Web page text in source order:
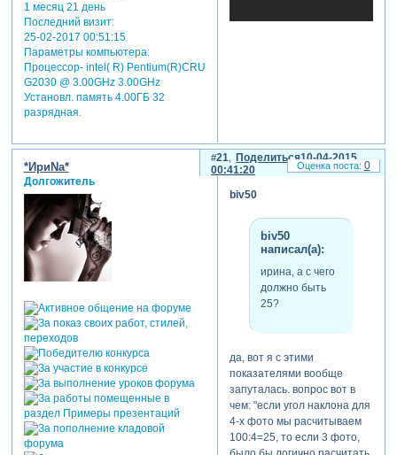
1 месяц 21 день
Последний визит:
25-02-2017 00:51:15
Параметры компьютера:
Процессор- intel( R) Pentium(R)CRU
G2030 @ 3.00GHz 3.00GHz
Установл. память 4.00ГБ 32
разрядная.
Поделиться
21
10-04-2015
00:41:20
*ИриNа*
Долгожитель
biv50
biv50
написал(а):
ирина, а с чего
должно быть
25?
да, вот я с этими
показателями вообще
запуталась. вопрос вот в
чем: "если угол наклона для
4-х фото мы расчитываем
100:4=25, то если 3 фото,
0